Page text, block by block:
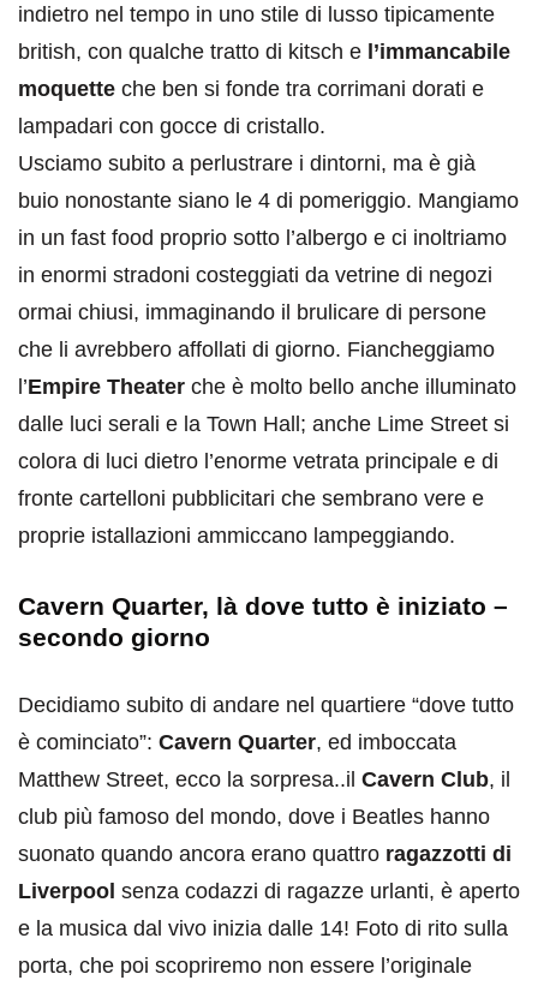
indietro nel tempo in uno stile di lusso tipicamente
british, con qualche tratto di kitsch e l’immancabile
moquette che ben si fonde tra corrimani dorati e
lampadari con gocce di cristallo.
Usciamo subito a perlustrare i dintorni, ma è già
buio nonostante siano le 4 di pomeriggio. Mangiamo
in un fast food proprio sotto l’albergo e ci inoltriamo
in enormi stradoni costeggiati da vetrine di negozi
ormai chiusi, immaginando il brulicare di persone
che li avrebbero affollati di giorno. Fiancheggiamo
l’Empire Theater che è molto bello anche illuminato
dalle luci serali e la Town Hall; anche Lime Street si
colora di luci dietro l’enorme vetrata principale e di
fronte cartelloni pubblicitari che sembrano vere e
proprie istallazioni ammiccano lampeggiando.
Cavern Quarter, là dove tutto è iniziato –
secondo giorno
Decidiamo subito di andare nel quartiere “dove tutto
è cominciato”: Cavern Quarter, ed imboccata
Matthew Street, ecco la sorpresa..il Cavern Club, il
club più famoso del mondo, dove i Beatles hanno
suonato quando ancora erano quattro ragazzotti di
Liverpool senza codazzi di ragazze urlanti, è aperto
e la musica dal vivo inizia dalle 14! Foto di rito sulla
porta, che poi scopriremo non essere l’originale